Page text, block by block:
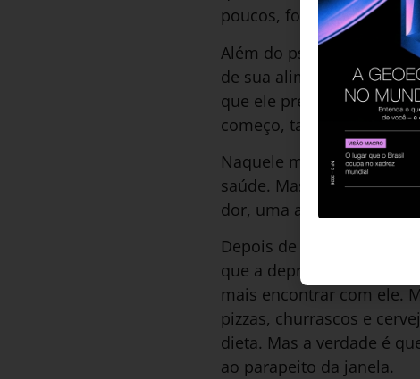
poucos, fomos ajustando
Além do psiquiatra,
de sua alimentação
que ele precisa e, se
começo, também tomei
Naquele momento,
saúde. Mas talvez eu só
dor, uma angústia e uma
Depois de um ano, parei
que a depressão era um
mais encontrar com ele.
pizzas, churrascos e
dieta. Mas a verdade é
ao parapeito da janela.